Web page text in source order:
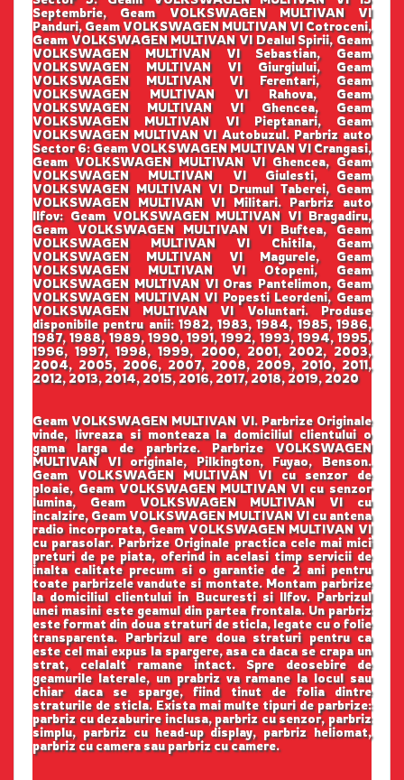
Septembrie, Geam VOLKSWAGEN MULTIVAN VI
Panduri, Geam VOLKSWAGEN MULTIVAN VI Cotroceni,
Geam VOLKSWAGEN MULTIVAN VI Dealul Spirii, Geam
VOLKSWAGEN MULTIVAN VI Sebastian, Geam
VOLKSWAGEN MULTIVAN VI Giurgiului, Geam
VOLKSWAGEN MULTIVAN VI Ferentari, Geam
VOLKSWAGEN MULTIVAN VI Rahova, Geam
VOLKSWAGEN MULTIVAN VI Ghencea, Geam
VOLKSWAGEN MULTIVAN VI Pieptanari, Geam
VOLKSWAGEN MULTIVAN VI Autobuzul. Parbriz auto
Sector 6: Geam VOLKSWAGEN MULTIVAN VI Crangasi,
Geam VOLKSWAGEN MULTIVAN VI Ghencea, Geam
VOLKSWAGEN MULTIVAN VI Giulesti, Geam
VOLKSWAGEN MULTIVAN VI Drumul Taberei, Geam
VOLKSWAGEN MULTIVAN VI Militari. Parbriz auto
Ilfov: Geam VOLKSWAGEN MULTIVAN VI Bragadiru,
Geam VOLKSWAGEN MULTIVAN VI Buftea, Geam
VOLKSWAGEN MULTIVAN VI Chitila, Geam
VOLKSWAGEN MULTIVAN VI Magurele, Geam
VOLKSWAGEN MULTIVAN VI Otopeni, Geam
VOLKSWAGEN MULTIVAN VI Oras Pantelimon, Geam
VOLKSWAGEN MULTIVAN VI Popesti Leordeni, Geam
VOLKSWAGEN MULTIVAN VI Voluntari. Produse
disponibile pentru anii: 1982, 1983, 1984, 1985, 1986,
1987, 1988, 1989, 1990, 1991, 1992, 1993, 1994, 1995,
1996, 1997, 1998, 1999, 2000, 2001, 2002, 2003,
2004, 2005, 2006, 2007, 2008, 2009, 2010, 2011,
2012, 2013, 2014, 2015, 2016, 2017, 2018, 2019, 2020
Geam VOLKSWAGEN MULTIVAN VI. Parbrize Originale
vinde, livreaza si monteaza la domiciliul clientului o
gama larga de parbrize. Parbrize VOLKSWAGEN
MULTIVAN VI originale, Pilkington, Fuyao, Benson.
Geam VOLKSWAGEN MULTIVAN VI cu senzor de
ploaie, Geam VOLKSWAGEN MULTIVAN VI cu senzor
lumina, Geam VOLKSWAGEN MULTIVAN VI cu
incalzire, Geam VOLKSWAGEN MULTIVAN VI cu antena
radio incorporata, Geam VOLKSWAGEN MULTIVAN VI
cu parasolar. Parbrize Originale practica cele mai mici
preturi de pe piata, oferind in acelasi timp servicii de
inalta calitate precum si o garantie de 2 ani pentru
toate parbrizele vandute si montate. Montam parbrize
la domiciliul clientului in Bucuresti si Ilfov. Parbrizul
unei masini este geamul din partea frontala. Un parbriz
este format din doua straturi de sticla, legate cu o folie
transparenta. Parbrizul are doua straturi pentru ca
este cel mai expus la spargere, asa ca daca se crapa un
strat, celalalt ramane intact. Spre deosebire de
geamurile laterale, un prabriz va ramane la locul sau
chiar daca se sparge, fiind tinut de folia dintre
straturile de sticla. Exista mai multe tipuri de parbrize:
parbriz cu dezaburire inclusa, parbriz cu senzor, parbriz
simplu, parbriz cu head-up display, parbriz heliomat,
parbriz cu camera sau parbriz cu camere.